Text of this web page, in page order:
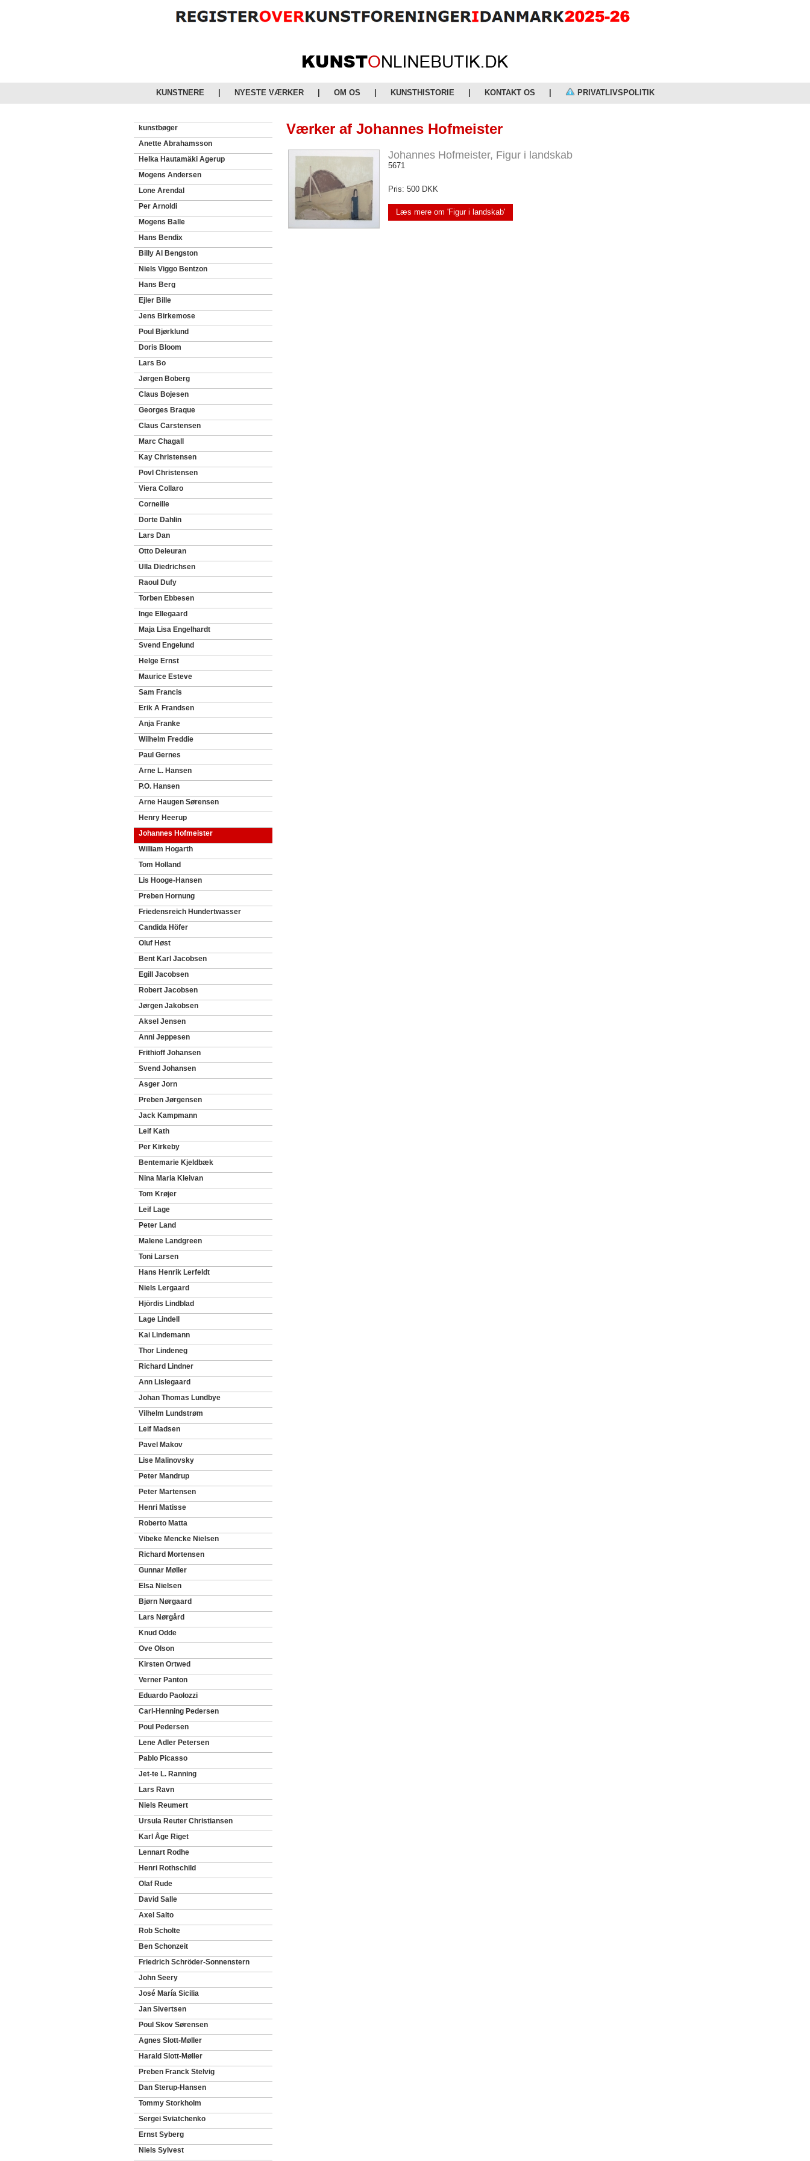
KUNSTNERE NYESTE VÆRKER OM OS KUNSTHISTORIE KONTAKT OS PRIVATLIVSPOLITIK
kunstbøger
Anette Abrahamsson
Helka Hautamäki Agerup
Mogens Andersen
Lone Arendal
Per Arnoldi
Mogens Balle
Hans Bendix
Billy Al Bengston
Niels Viggo Bentzon
Hans Berg
Ejler Bille
Jens Birkemose
Poul Bjørklund
Doris Bloom
Lars Bo
Jørgen Boberg
Claus Bojesen
Georges Braque
Claus Carstensen
Marc Chagall
Kay Christensen
Povl Christensen
Viera Collaro
Corneille
Dorte Dahlin
Lars Dan
Otto Deleuran
Ulla Diedrichsen
Raoul Dufy
Torben Ebbesen
Inge Ellegaard
Maja Lisa Engelhardt
Svend Engelund
Helge Ernst
Maurice Esteve
Sam Francis
Erik A Frandsen
Anja Franke
Wilhelm Freddie
Paul Gernes
Arne L. Hansen
P.O. Hansen
Arne Haugen Sørensen
Henry Heerup
Johannes Hofmeister
William Hogarth
Tom Holland
Lis Hooge-Hansen
Preben Hornung
Friedensreich Hundertwasser
Candida Höfer
Oluf Høst
Bent Karl Jacobsen
Egill Jacobsen
Robert Jacobsen
Jørgen Jakobsen
Aksel Jensen
Anni Jeppesen
Frithioff Johansen
Svend Johansen
Asger Jorn
Preben Jørgensen
Jack Kampmann
Leif Kath
Per Kirkeby
Bentemarie Kjeldbæk
Nina Maria Kleivan
Tom Krøjer
Leif Lage
Peter Land
Malene Landgreen
Toni Larsen
Hans Henrik Lerfeldt
Niels Lergaard
Hjördis Lindblad
Lage Lindell
Kai Lindemann
Thor Lindeneg
Richard Lindner
Ann Lislegaard
Johan Thomas Lundbye
Vilhelm Lundstrøm
Leif Madsen
Pavel Makov
Lise Malinovsky
Peter Mandrup
Peter Martensen
Henri Matisse
Roberto Matta
Vibeke Mencke Nielsen
Richard Mortensen
Gunnar Møller
Elsa Nielsen
Bjørn Nørgaard
Lars Nørgård
Knud Odde
Ove Olson
Kirsten Ortwed
Verner Panton
Eduardo Paolozzi
Carl-Henning Pedersen
Poul Pedersen
Lene Adler Petersen
Pablo Picasso
Jet-te L. Ranning
Lars Ravn
Niels Reumert
Ursula Reuter Christiansen
Karl Åge Riget
Lennart Rodhe
Henri Rothschild
Olaf Rude
David Salle
Axel Salto
Rob Scholte
Ben Schonzeit
Friedrich Schröder-Sonnenstern
John Seery
José María Sicilia
Jan Sivertsen
Poul Skov Sørensen
Agnes Slott-Møller
Harald Slott-Møller
Preben Franck Stelvig
Dan Sterup-Hansen
Tommy Storkholm
Sergei Sviatchenko
Ernst Syberg
Niels Sylvest
Værker af Johannes Hofmeister
Johannes Hofmeister, Figur i landskab
5671
Pris: 500 DKK
Læs mere om 'Figur i landskab'